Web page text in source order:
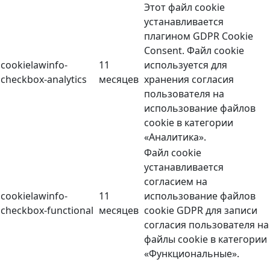
cookielawinfo-
checkbox-analytics
11
месяцев
Этот файл cookie
устанавливается
плагином GDPR Cookie
Consent. Файл cookie
используется для
хранения согласия
пользователя на
использование файлов
cookie в категории
«Аналитика».
cookielawinfo-
checkbox-functional
11
месяцев
Файл cookie
устанавливается
согласием на
использование файлов
cookie GDPR для записи
согласия пользователя на
файлы cookie в категории
«Функциональные».